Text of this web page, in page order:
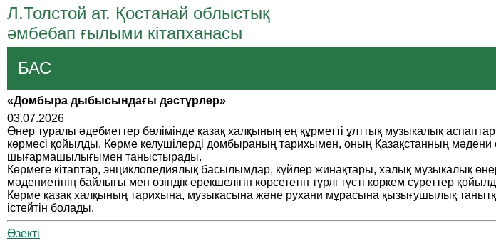
Л.Толстой ат. Қостанай облыстық
әмбебап ғылыми кітапханасы
БАС
«Домбыра дыбысындағы дәстүрлер»
03.07.2026
Өнер туралы әдебиеттер бөлімінде қазақ халқының ең құрметті ұлттық музыкалық
көрмесі қойылды. Көрме келушілерді домбыраның тарихымен, оның Қазақстанның мәдени
шығармашылығымен таныстырады.
Көрмеге кітаптар, энциклопедиялық басылымдар, күйлер жинақтары, халық музыкалық
мәдениетінің байлығы мен өзіндік ерекшелігін көрсететін түрлі түсті көркем суреттер
Көрме қазақ халқының тарихына, музыкасына және рухани мұрасына қызығушылық
істейтін болады.
Өзекті